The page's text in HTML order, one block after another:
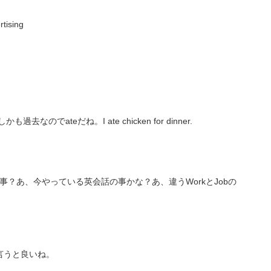
かも過去なのでateだね。I ate chicken for dinner.
あ、今やっている英会話の事かな？あ、違うWorkとJobの
と良いね。